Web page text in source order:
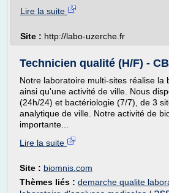
Lire la suite
Site : http://labo-uzerche.fr
Technicien qualité (H/F) -
Notre laboratoire multi-sites réalise
ainsi qu'une activité de ville. Nous
(24h/24) et bactériologie (7/7), de 3
analytique de ville. Notre activité de
importante...
Lire la suite
Site : biomnis.com
Thèmes liés : demarche qualite